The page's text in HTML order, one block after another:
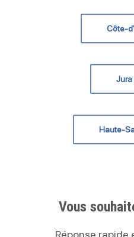
Côte-
Jura
Haute-
Vous
Réponse rapide